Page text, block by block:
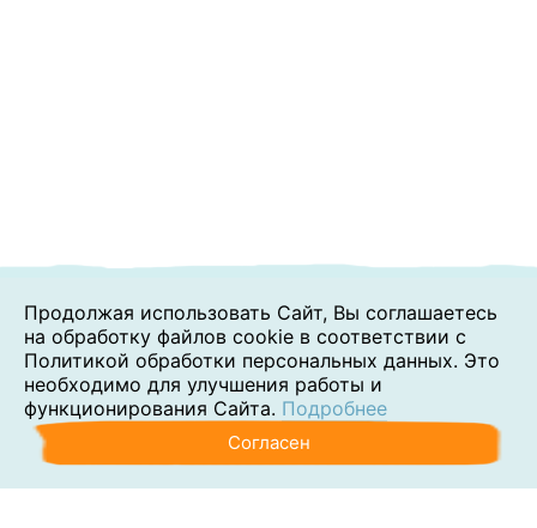
Продолжая использовать Сайт, Вы соглашаетесь
на обработку файлов cookie в соответствии с
Политикой обработки персональных данных. Это
необходимо для улучшения работы и
функционирования Сайта. Подробнее
Согласен